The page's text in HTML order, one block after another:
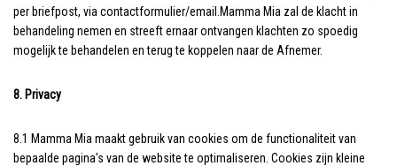
per briefpost, via contactformulier/email.Mamma Mia zal de klacht in
behandeling nemen en streeft ernaar ontvangen klachten zo spoedig
mogelijk te behandelen en terug te koppelen naar de Afnemer.
8. Privacy
8.1 Mamma Mia maakt gebruik van cookies om de functionaliteit van
bepaalde pagina's van de website te optimaliseren. Cookies zijn kleine